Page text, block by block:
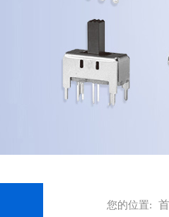
您的位置: